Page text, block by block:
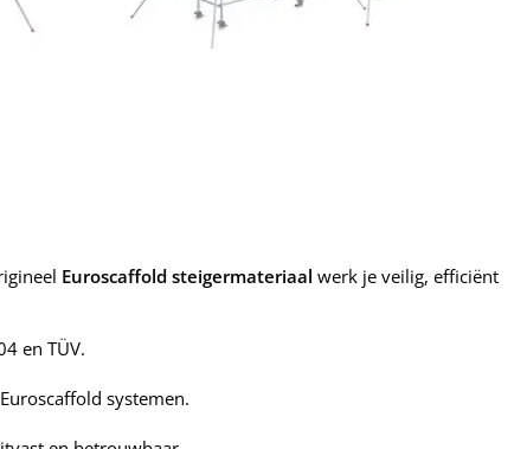
Euroscaffold steigermateriaal werk je veilig, efficiënt
en TÜV.
systemen.